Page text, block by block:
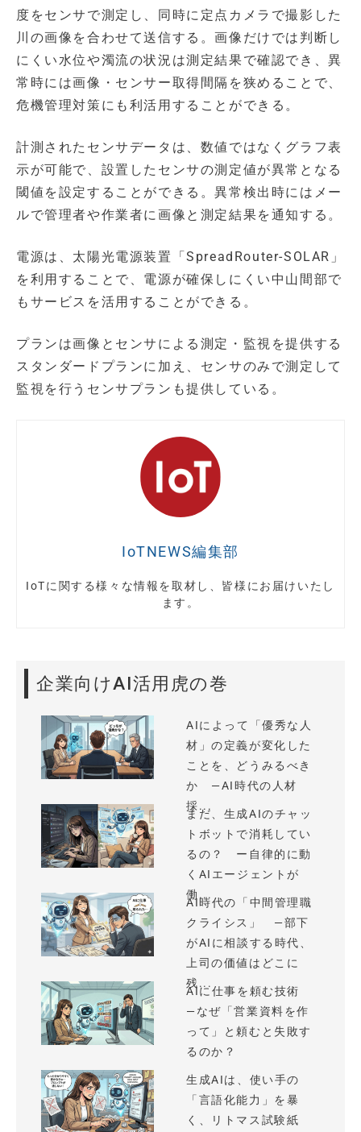
度をセンサで測定し、同時に定点カメラで撮影した
川の画像を合わせて送信する。画像だけでは判断し
にくい水位や濁流の状況は測定結果で確認でき、異
常時には画像・センサー取得間隔を狭めることで、
危機管理対策にも利活用することができる。
計測されたセンサデータは、数値ではなくグラフ表
示が可能で、設置したセンサの測定値が異常となる
閾値を設定することができる。異常検出時にはメー
ルで管理者や作業者に画像と測定結果を通知する。
電源は、太陽光電源装置「SpreadRouter-SOLAR」
を利用することで、電源が確保しにくい中山間部で
もサービスを活用することができる。
プランは画像とセンサによる測定・監視を提供する
スタンダードプランに加え、センサのみで測定して
監視を行うセンサプランも提供している。
IoTNEWS編集部
IoTに関する様々な情報を取材し、皆様にお届けいたし
ます。
企業向けAI活用虎の巻
AIによって「優秀な人
材」の定義が変化した
ことを、どうみるべき
か —AI時代の人材
採...
まだ、生成AIのチャッ
トボットで消耗してい
るの？ ー自律的に動
くAIエージェントが
働...
AI時代の「中間管理職
クライシス」 —部下
がAIに相談する時代、
上司の価値はどこに
残...
AIに仕事を頼む技術
—なぜ「営業資料を作
って」と頼むと失敗す
るのか？
生成AIは、使い手の
「言語化能力」を暴
く、リトマス試験紙